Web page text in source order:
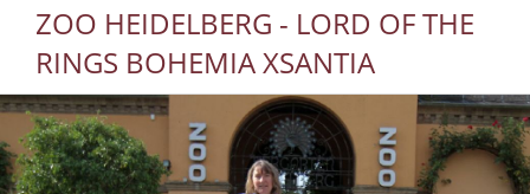
ZOO HEIDELBERG - LORD OF THE
RINGS BOHEMIA XSANTIA